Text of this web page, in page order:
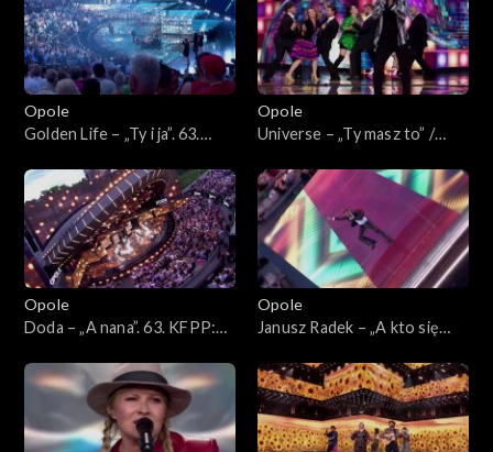
lat”. 63. KFPP: Koncert
„Autobiografia. Jubileusz
Bogdana Olewicza”
Bogdana Olewicza”
Opole
Golden Life – „Ty i ja”. 63.
„Autobiografia. Jubileusz
Bogdana Olewicza”
Opole
Universe – „Ty masz to” /
Koncert „Autobiografia.
Jubileusz Bogdana Olewicza”
Opole
Doda – „A nana”. 63. KFPP:
Jubileusz Bogdana Olewicza”
Opole
Janusz Radek – „A kto się
Koncert „Autobiografia.
Jubileusz Bogdana Olewicza”